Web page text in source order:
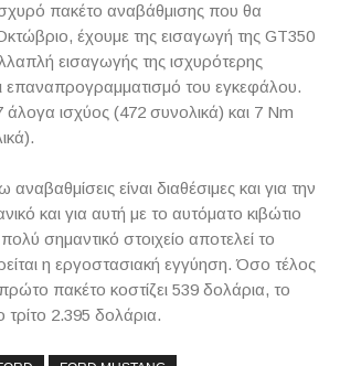
πακέτο αναβάθμισης που θα
έχουμε της εισαγωγή της GT350
εισαγωγής της ισχυρότερης
επαναπρογραμματισμό του εγκεφάλου.
άλογα ισχύος (472 συνολικά) και 7 Nm
είναι διαθέσιμες και για την
και για αυτή με το αυτόματο κιβώτιο
σημαντικό στοιχείο αποτελεί το
η εργοστασιακή εγγύηση. Όσο τέλος
πακέτο κοστίζει 539 δολάρια, το
τρίτο 2.395 δολάρια.